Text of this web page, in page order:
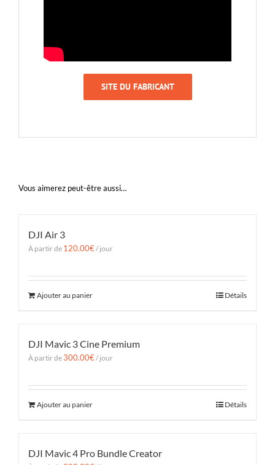
SITE DU FABRICANT
Vous aimerez peut-être aussi…
DJI Air 3
À partir de 120.00€/ jour
Ajouter au panier Détails
DJI Mavic 3 Cine Premium
À partir de300.00€/ jour
Ajouter au panier Détails
DJI Mavic 4 Pro Bundle Creator